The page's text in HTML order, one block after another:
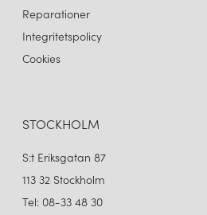
Reparationer
Integritetspolicy
Cookies
STOCKHOLM
S:t Eriksgatan 87
113 32 Stockholm
Tel: 08-33 48 30